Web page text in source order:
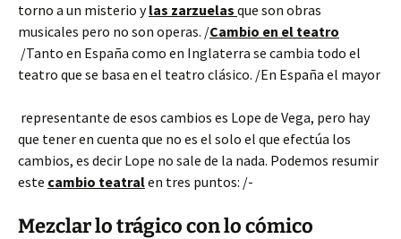
torno a un misterio ylas zarzuelas que son obras
musicales pero no son operas. /Cambio en el teatro
/Tanto en España como en Inglaterra se cambia todo el
teatro que se basa en el teatro clásico. /En España el mayor
representante de esos cambios es Lope de Vega, pero hay
que tener en cuenta que no es el solo el que efectúa los
cambios, es decir Lope no sale de la nada. Podemos resumir
este cambio teatralen tres puntos: /-
Mezclar lo trágico con lo cómico